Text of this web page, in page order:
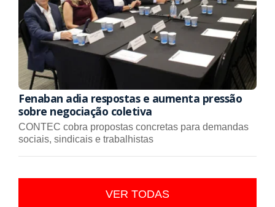
Fenaban adia respostas e aumenta pressão
sobre negociação coletiva
CONTEC cobra propostas concretas para demandas
sociais, sindicais e trabalhistas
VER TODAS